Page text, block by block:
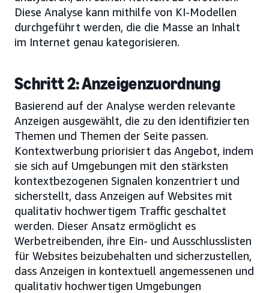
Diese Analyse kann mithilfe von KI-Modellen
durchgeführt werden, die die Masse an Inhalt
im Internet genau kategorisieren.
Schritt 2: Anzeigenzuordnung
Basierend auf der Analyse werden relevante
Anzeigen ausgewählt, die zu den identifizierten
Themen und Themen der Seite passen.
Kontextwerbung priorisiert das Angebot, indem
sie sich auf Umgebungen mit den stärksten
kontextbezogenen Signalen konzentriert und
sicherstellt, dass Anzeigen auf Websites mit
qualitativ hochwertigem Traffic geschaltet
werden. Dieser Ansatz ermöglicht es
Werbetreibenden, ihre Ein- und Ausschlusslisten
für Websites beizubehalten und sicherzustellen,
dass Anzeigen in kontextuell angemessenen und
qualitativ hochwertigen Umgebungen